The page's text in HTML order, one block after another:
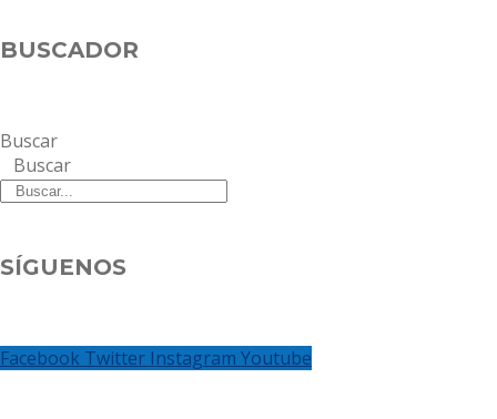
BUSCADOR
Buscar
Buscar
SÍGUENOS
Facebook Twitter Instagram Youtube